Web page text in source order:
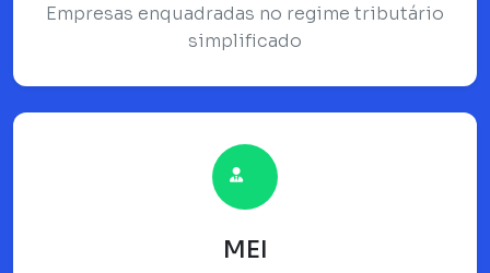
Empresas enquadradas no regime tributário
simplificado
MEI